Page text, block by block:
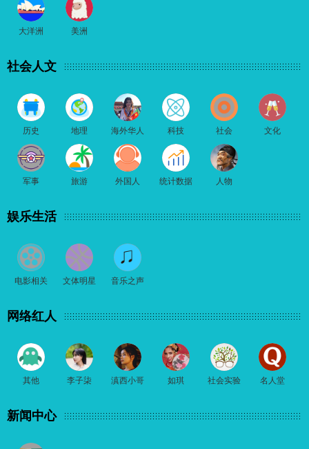
大洋洲 美洲
社会人文
历史 地理 海外华人 科技 社会 文化
军事 旅游 外国人 统计数据 人物
娱乐生活
电影相关 文体明星 音乐之声
网络红人
其他 李子柒 滇西小哥 如琪 社会实验 名人堂
新闻中心